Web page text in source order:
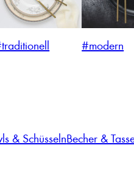
#modern
& SchüsselnBecher &